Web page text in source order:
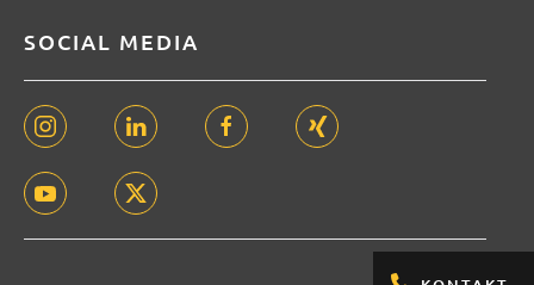
SOCIAL MEDIA